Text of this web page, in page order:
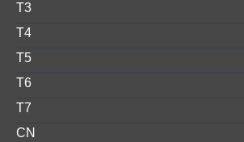
T3
T4
T5
T6
T7
CN